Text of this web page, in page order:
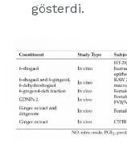
gösterdi.